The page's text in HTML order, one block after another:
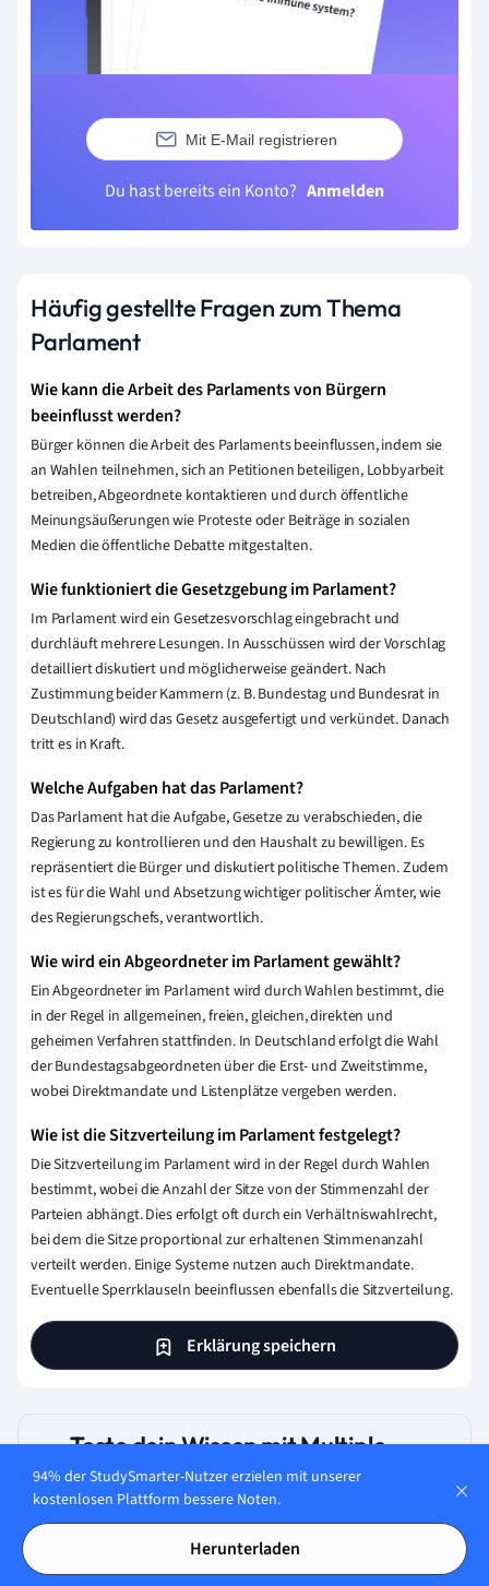
Mit E-Mail registrieren
Du hast bereits ein Konto? Anmelden
Häufig gestellte Fragen zum Thema
Parlament
Wie kann die Arbeit des Parlaments von Bürgern
beeinflusst werden?
Bürger können die Arbeit des Parlaments beeinflussen, indem sie
an Wahlen teilnehmen, sich an Petitionen beteiligen, Lobbyarbeit
betreiben, Abgeordnete kontaktieren und durch öffentliche
Meinungsäußerungen wie Proteste oder Beiträge in sozialen
Medien die öffentliche Debatte mitgestalten.
Wie funktioniert die Gesetzgebung im Parlament?
Im Parlament wird ein Gesetzesvorschlag eingebracht und
durchläuft mehrere Lesungen. In Ausschüssen wird der Vorschlag
detailliert diskutiert und möglicherweise geändert. Nach
Zustimmung beider Kammern (z. B. Bundestag und Bundesrat in
Deutschland) wird das Gesetz ausgefertigt und verkündet. Danach
tritt es in Kraft.
Welche Aufgaben hat das Parlament?
Das Parlament hat die Aufgabe, Gesetze zu verabschieden, die
Regierung zu kontrollieren und den Haushalt zu bewilligen. Es
repräsentiert die Bürger und diskutiert politische Themen. Zudem
ist es für die Wahl und Absetzung wichtiger politischer Ämter, wie
des Regierungschefs, verantwortlich.
Wie wird ein Abgeordneter im Parlament gewählt?
Ein Abgeordneter im Parlament wird durch Wahlen bestimmt, die
in der Regel in allgemeinen, freien, gleichen, direkten und
geheimen Verfahren stattfinden. In Deutschland erfolgt die Wahl
der Bundestagsabgeordneten über die Erst- und Zweitstimme,
wobei Direktmandate und Listenplätze vergeben werden.
Wie ist die Sitzverteilung im Parlament festgelegt?
Die Sitzverteilung im Parlament wird in der Regel durch Wahlen
bestimmt, wobei die Anzahl der Sitze von der Stimmenzahl der
Parteien abhängt. Dies erfolgt oft durch ein Verhältniswahlrecht,
bei dem die Sitze proportional zur erhaltenen Stimmenanzahl
verteilt werden. Einige Systeme nutzen auch Direktmandate.
Eventuelle Sperrklauseln beeinflussen ebenfalls die Sitzverteilung.
Erklärung speichern
Teste dein Wissen mit Multiple-
Choice-Karteikarten
94% der StudySmarter-Nutzer erzielen mit unserer
kostenlosen Plattform bessere Noten.
Herunterladen